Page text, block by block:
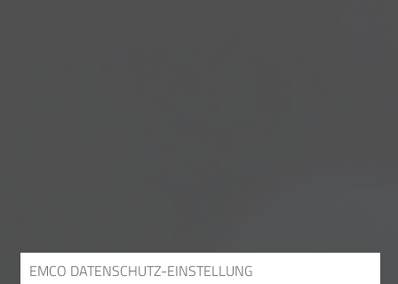
EMCO DATENSCHUTZ-EINSTELLUNG